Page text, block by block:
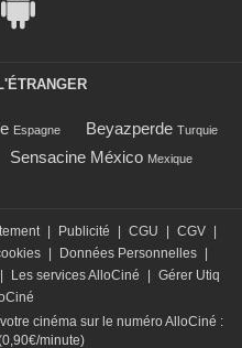
Espagne Beyazperde Turquie
Sensacine México Mexique
| Publicité | CGU | CGV |
| Données Personnelles |
| Les services AlloCiné | Gérer Utiq
cinéma sur le numéro AlloCiné :
minute)